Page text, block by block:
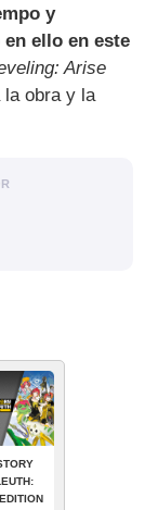
y
ello en este
Arise
la obra y la